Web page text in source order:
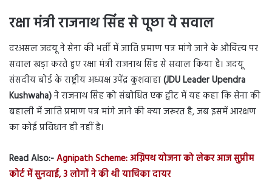
रक्षा मंत्री राजनाथ सिंह से पूछा ये सवाल
दरअसल जदयू ने सेना की भर्ती में जाति प्रमाण पत्र मांगे जाने के औचित्य पर
सवाल खड़ा करते हुए रक्षा मंत्री राजनाथ सिंह से सवाल किया है। जदयू
संसदीय बोर्ड के राष्ट्रीय अध्यक्ष उपेंद्र कुशवाहा(JDU Leader Upendra
Kushwaha)ने राजनाथ सिंह को संबोधित एक ट्वीट में यह कहा कि सेना की
बहाली में जाति प्रमाण पत्र मांगे जाने की क्या जरूरत है, जब इसमें आरक्षण
का कोई प्रविधान ही नहीं है।
Read Also:-Agnipath Scheme: अग्निपथ योजना को लेकर आज सुप्रीम
कोर्ट में सुनवाई, 3 लोगों ने की थी याचिका दायर